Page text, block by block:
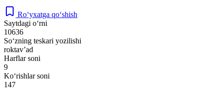
Ro‘yxatga qo‘shish
Saytdagi o‘rni
10636
So‘zning teskari yozilishi
roktavʼad
Harflar soni
9
Ko‘rishlar soni
147